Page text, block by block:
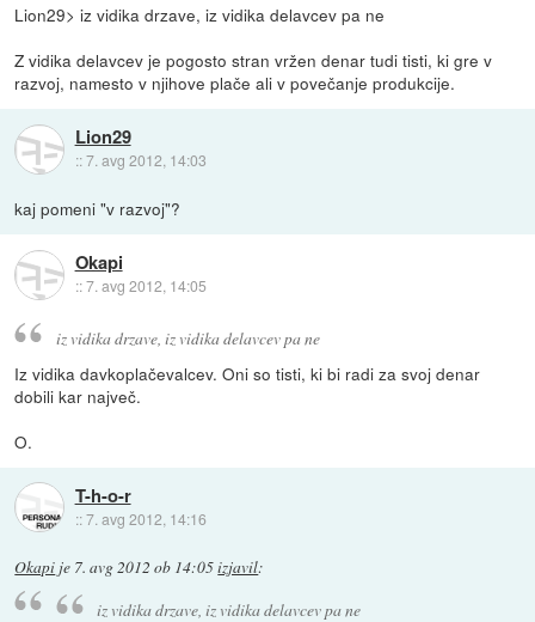
Lion29> iz vidika drzave, iz vidika delavcev pa ne
Z vidika delavcev je pogosto stran vržen denar tudi tisti, ki gre v
razvoj, namesto v njihove plače ali v povečanje produkcije.
Lion29
::7. avg 2012, 14:03
kaj pomeni "v razvoj"?
Okapi
::7. avg 2012, 14:05
iz vidika drzave, iz vidika delavcev pa ne
Iz vidika davkoplačevalcev. Oni so tisti, ki bi radi za svoj denar
dobili kar največ.
O.
T-h-o-r
::7. avg 2012, 14:16
Okapi je 7. avg 2012 ob 14:05izjavil:
iz vidika drzave, iz vidika delavcev pa ne